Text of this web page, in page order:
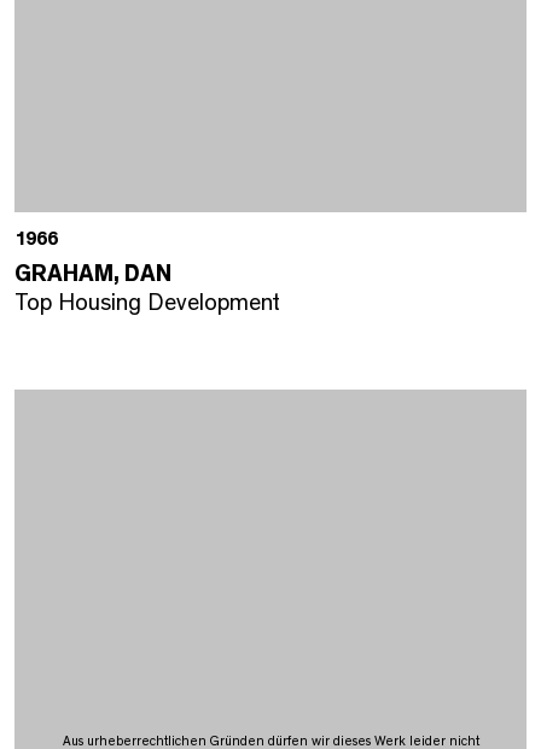
1966
GRAHAM, DAN
Top Housing Development
Aus urheberrechtlichen Gründen dürfen wir dieses Werk leider nicht